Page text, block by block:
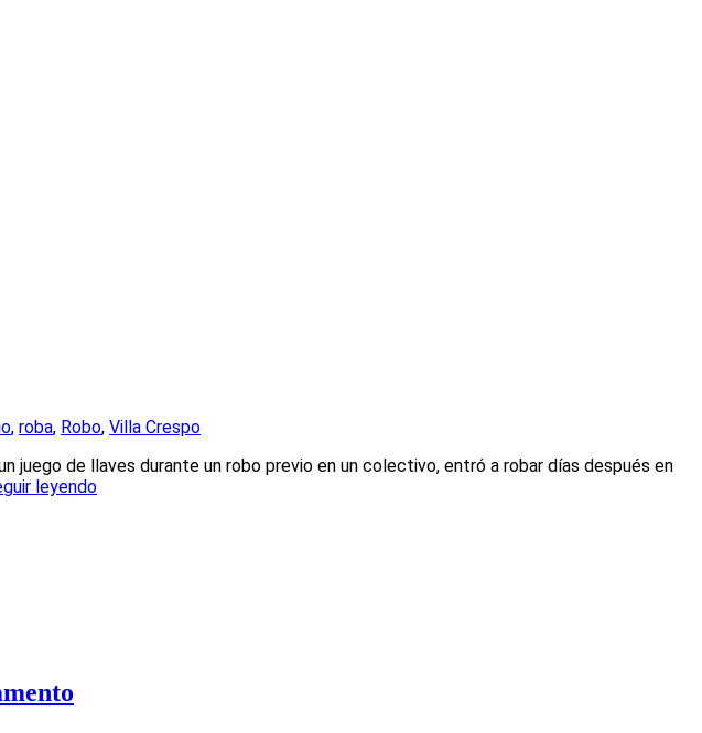
, roba, Robo, Villa Crespo
juego de llaves durante un robo previo en un colectivo, entró a robar días después en
leyendo